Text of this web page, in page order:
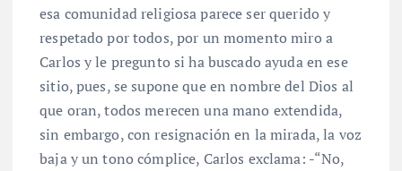
esa comunidad religiosa parece ser querido y
respetado por todos, por un momento miro a
Carlos y le pregunto si ha buscado ayuda en ese
sitio, pues, se supone que en nombre del Dios al
que oran, todos merecen una mano extendida,
sin embargo, con resignación en la mirada, la voz
baja y un tono cómplice, Carlos exclama: -“No,